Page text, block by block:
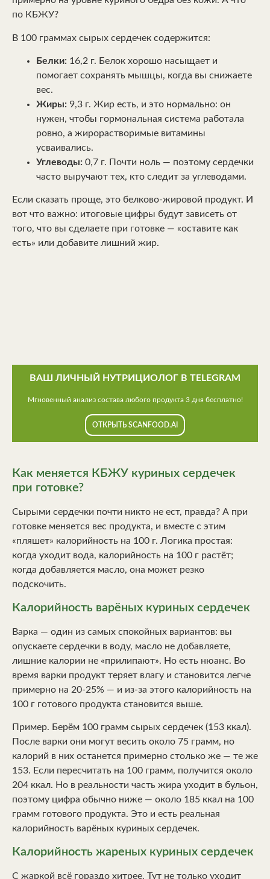
по КБЖУ?
В 100 граммах сырых сердечек содержится:
Белки: 16,2 г. Белок хорошо насыщает и
помогает сохранять мышцы, когда вы снижаете
вес.
Жиры: 9,3 г. Жир есть, и это нормально: он
нужен, чтобы гормональная система работала
ровно, а жирорастворимые витамины
усваивались.
Углеводы: 0,7 г. Почти ноль — поэтому сердечки
часто выручают тех, кто следит за углеводами.
Если сказать проще, это белково-жировой продукт. И
вот что важно: итоговые цифры будут зависеть от
того, что вы сделаете при готовке — «оставите как
есть» или добавите лишний жир.
ВАШ ЛИЧНЫЙ НУТРИЦИОЛОГ В TELEGRAM
Мгновенный анализ состава любого продукта 3 дня бесплатно!
ОТКРЫТЬ SCANFOOD.AI
Как меняется КБЖУ куриных сердечек
при готовке?
Сырыми сердечки почти никто не ест, правда? А при
готовке меняется вес продукта, и вместе с этим
«пляшет» калорийность на 100 г. Логика простая:
когда уходит вода, калорийность на 100 г растёт;
когда добавляется масло, она может резко
подскочить.
Калорийность варёных куриных сердечек
Варка — один из самых спокойных вариантов: вы
опускаете сердечки в воду, масло не добавляете,
лишние калории не «прилипают». Но есть нюанс. Во
время варки продукт теряет влагу и становится легче
примерно на 20-25% — и из-за этого калорийность на
100 г готового продукта становится выше.
Пример. Берём 100 грамм сырых сердечек (153 ккал).
После варки они могут весить около 75 грамм, но
калорий в них останется примерно столько же — те же
153. Если пересчитать на 100 грамм, получится около
204 ккал. Но в реальности часть жира уходит в бульон,
поэтому цифра обычно ниже — около 185 ккал на 100
грамм готового продукта. Это и есть реальная
калорийность варёных куриных сердечек.
Калорийность жареных куриных сердечек
С жаркой всё гораздо хитрее. Тут не только уходит